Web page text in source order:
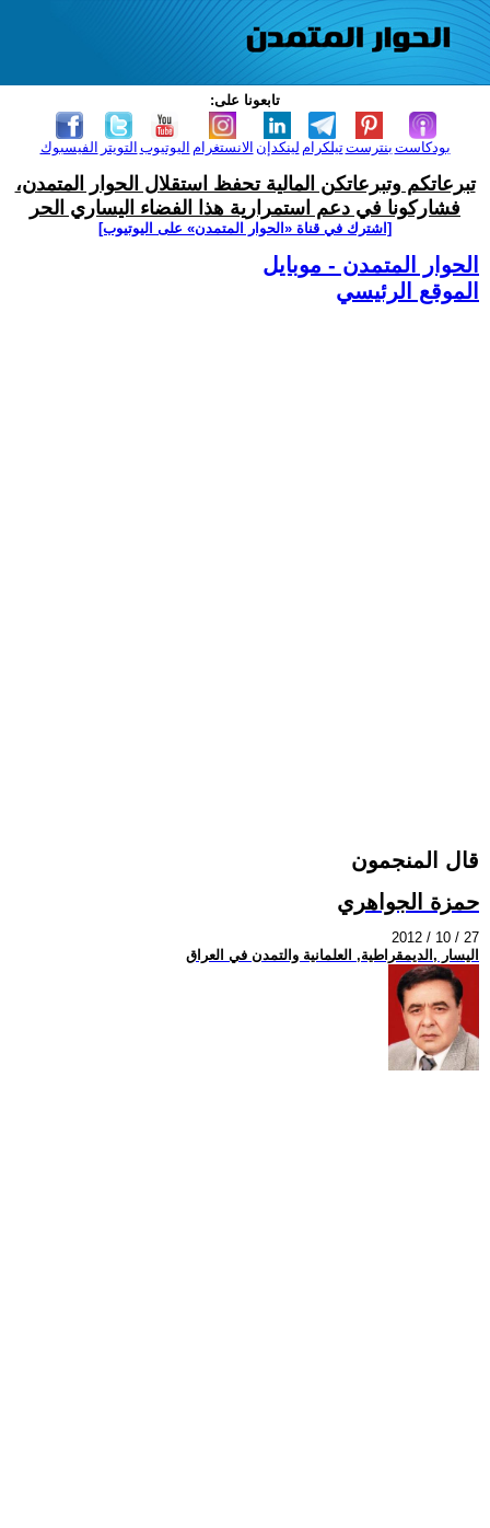
تابعونا على:
الفيسبوك التويتر اليوتيوب الانستغرام لينكدإن تيلكرامبنترست بودكاست
تبرعاتكم وتبرعاتكن المالية تحفظ استقلال الحوار المتمدن،
فشاركونا في دعم استمرارية هذا الفضاء اليساري الحر
[اشترك في قناة ‫«الحوار المتمدن» على اليوتيوب]
الحوار المتمدن - موبايل
الموقع الرئيسي
قال المنجمون
حمزة الجواهري
2012 / 10 / 27
اليسار ,الديمقراطية, العلمانية والتمدن في العراق